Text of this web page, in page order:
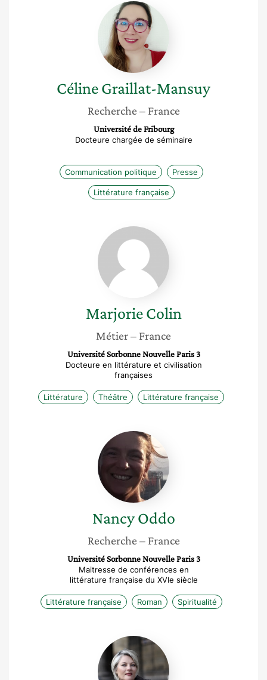
Céline
Graillat-
Mansuy
CélineGraillat-Mansuy
Recherche – France
Université de Fribourg
Docteure chargée de séminaire
Communication politique Presse
Littérature française
Marjorie
Colin
Marjorie Colin
Métier– France
Université Sorbonne Nouvelle Paris 3
Docteure en littérature et civilisation
françaises
Littérature Théâtre Littérature française
Nancy
Oddo
Nancy Oddo
Recherche – France
Université Sorbonne Nouvelle Paris 3
Maitresse de conférences en
littérature française du XVIe siècle
Littérature française Roman Spiritualité
Sophie
Loubière